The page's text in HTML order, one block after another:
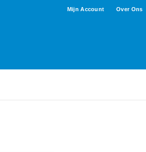
Mijn Account Over Ons